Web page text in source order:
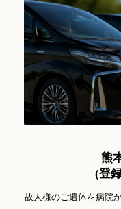
熊
(登
故人様のご遺体を病院